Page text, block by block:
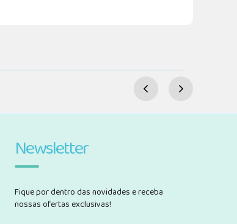
Newsletter
Fique por dentro das novidades e receba
nossas ofertas exclusivas!